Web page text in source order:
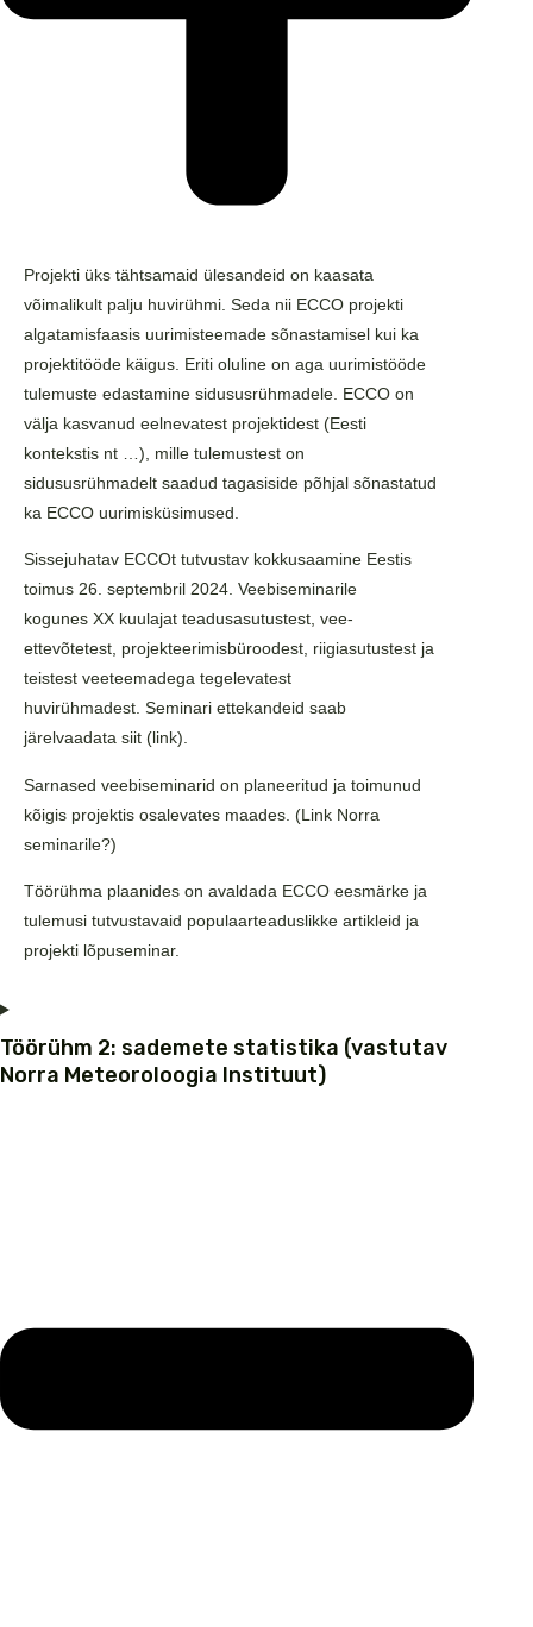
Projekti üks tähtsamaid ülesandeid on kaasata
võimalikult palju huvirühmi. Seda nii ECCO projekti
algatamisfaasis uurimisteemade sõnastamisel kui ka
projektitööde käigus. Eriti oluline on aga uurimistööde
tulemuste edastamine sidususrühmadele. ECCO on
välja kasvanud eelnevatest projektidest (Eesti
kontekstis nt …), mille tulemustest on
sidususrühmadelt saadud tagasiside põhjal sõnastatud
ka ECCO uurimisküsimused.
Sissejuhatav ECCOt tutvustav kokkusaamine Eestis
toimus 26. septembril 2024. Veebiseminarile
kogunes XX kuulajat teadusasutustest, vee-
ettevõtetest, projekteerimisbüroodest, riigiasutustest ja
teistest veeteemadega tegelevatest
huvirühmadest. Seminari ettekandeid saab
järelvaadata siit (link).
Sarnased veebiseminarid on planeeritud ja toimunud
kõigis projektis osalevates maades. (Link Norra
seminarile?)
Töörühma plaanides on avaldada ECCO eesmärke ja
tulemusi tutvustavaid populaarteaduslikke artikleid ja
projekti lõpuseminar.
Töörühm 2: sademete statistika (vastutav
Norra Meteoroloogia Instituut)